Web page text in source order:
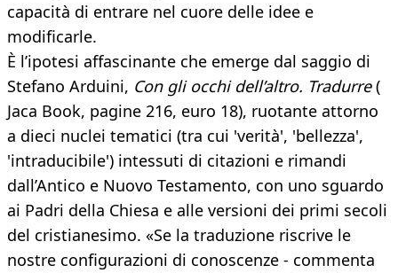
capacità di entrare nel cuore delle idee e
modificarle.
È l’ipotesi affascinante che emerge dal saggio di
Stefano Arduini, Con gli occhi dell’altro. Tradurre(
Jaca Book, pagine 216, euro 18), ruotante attorno
a dieci nuclei tematici (tra cui 'verità', 'bellezza',
'intraducibile') intessuti di citazioni e rimandi
dall’Antico e Nuovo Testamento, con uno sguardo
ai Padri della Chiesa e alle versioni dei primi secoli
del cristianesimo. «Se la traduzione riscrive le
nostre configurazioni di conoscenze - commenta